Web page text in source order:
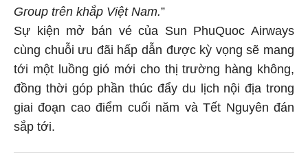
Group trên khắp Việt Nam.”
Sự kiện mở bán vé của Sun PhuQuoc Airways
cùng chuỗi ưu đãi hấp dẫn được kỳ vọng sẽ mang
tới một luồng gió mới cho thị trường hàng không,
đồng thời góp phần thúc đẩy du lịch nội địa trong
giai đoạn cao điểm cuối năm và Tết Nguyên đán
sắp tới.